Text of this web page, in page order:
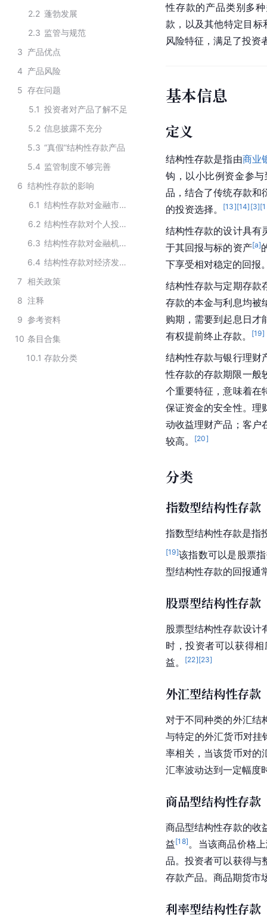
2.2 蓬勃发展
2.3 监管与规范
3 产品优点
4 产品风险
5 存在问题
5.1 投资者对产品了解不足
5.2 信息披露不充分
5.3 “真假”结构性存款产品
5.4 监管制度不够完善
6 结构性存款的影响
6.1
结构性存款对金融市场的影响
6.2
结构性存款对个人投资者的影响
6.3
结构性存款对金融机构的影响
6.4
结构性存款对经济发展的影响
7 相关政策
8 注释
9 参考资料
10 条目合集
10.1 存款分类
性存款的产品类别多
款，以及其他特定目标
风险特征，满足了投资
基本信息
定义
结构性存款是指由商业
钩，以小比例资金参
品，结合了传统存款和
的投资选择。
[13][14] [3][
结构性存款的设计具有
于其回报与标的资产[a]
下享受相对稳定的回报
结构性存款与定期存款
存款的本金与利息均被
购期，需要到起息日才
有权提前终止存款。
[19]
结构性存款与银行理财
性存款的存款期限一般
个重要特征，意味着在
保证资金的安全性。理
动收益理财产品；客户
较高。
[20]
分类
指数型结构性存款
指数型结构性存款是指
[19]该指数可以是股票
型结构性存款的回报通
股票型结构性存款
股票型结构性存款设计
时，投资者可以获得
益。
[22][23]
外汇型结构性存款
对于不同种类的外汇结
与特定的外汇货币对挂
率相关，当该货币对的
汇率波动达到一定幅度
商品型结构性存款
商品型结构性存款的收
益[18] 。当该商品价格
品。投资者可以获得与
存款产品。商品期货市
利率型结构性存款